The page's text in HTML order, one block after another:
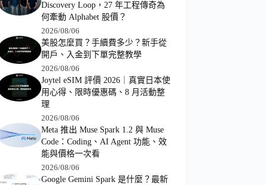
Discovery Loop，27 年工程傳奇為
何牽動 Alphabet 股價？
2026/08/06
美股怎麼買？手續費多少？新手從
開戶、入金到下單完整教學
2026/08/06
Joytel eSIM 評價 2026｜真實日本使
用心得、限時優惠碼、8 月活動整
理
2026/08/06
Meta 推出 Muse Spark 1.2 與 Muse
Code：Coding、AI Agent 功能、效
能與價格一次看
2026/08/06
Google Gemini Spark 是什麼？最新